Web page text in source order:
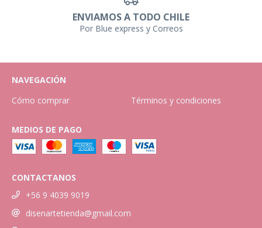
ENVIAMOS A TODO CHILE
Por Blue express y Correos
NAVEGACIÓN
Cómo comprar
Términos y condiciones
MEDIOS DE PAGO
CONTACTANOS
+56 9 4039 9019
disenartetienda@gmail.com